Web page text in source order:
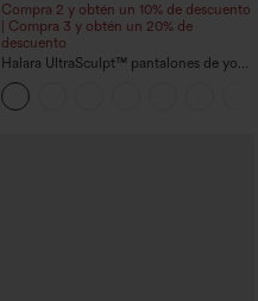
+1
Compra 2 y obtén un 10% de descuento
| Compra 3 y obtén un 20% de
descuento
Halara UltraSculpt™ pantalones de yoga
holgados de talle alto con control
abdominal, rayas color block y bolsillos